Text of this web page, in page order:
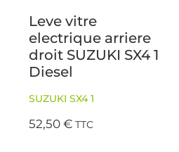
Leve vitre
electrique arriere
droit SUZUKI SX4 1
Diesel
SUZUKI SX4 1
52,50€ TTC